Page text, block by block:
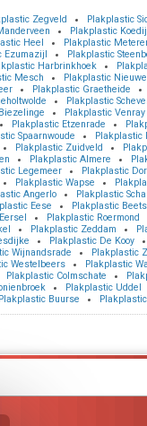
Zegveld Plakplastic
Plakplastic
Heel Plakplastic
Ezumazijl Plakplastic
Harbrinkhoek
Mesch Plakplastic
Plakplastic Graetheide
Plakplastic
Plakplastic Venray
Plakplastic Etzenrade
Spaarnwoude Plakplastic
Plakplastic Zuidveld
Plakplastic Almere
Legemeer Plakplastic
Plakplastic Wapse
Angerlo Plakplastic
Eese Plakplastic
Plakplastic Roermond
Plakplastic Zeddam
Plakplastic De Kooy
Wijnandsrade Plakplastic
Westelbeers Plakplastic
Plakplastic Colmschate
Plakplastic Uddel
Plakplastic Buurse